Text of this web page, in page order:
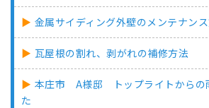
金属サイディング外壁のメンテナン
瓦屋根の割れ、剥がれの補修方法
本庄市 A様邸 トップライトからの
た